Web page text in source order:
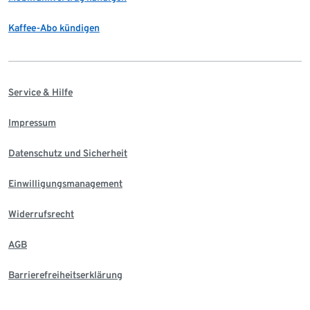
Kaffee-Abo kündigen
Service & Hilfe
Impressum
Datenschutz und Sicherheit
Einwilligungsmanagement
Widerrufsrecht
AGB
Barrierefreiheitserklärung